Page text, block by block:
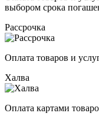
выбором срока
Рассрочка
Оплата товаров и
Халва
Оплата картами